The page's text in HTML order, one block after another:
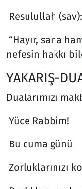
Resulullah (sav):
“Hayır, sana
nefesin hakkı
YAKARIŞ-
Dualarımızı
Yüce Rabbim!
Bu cuma günü
Zorluklarınızı